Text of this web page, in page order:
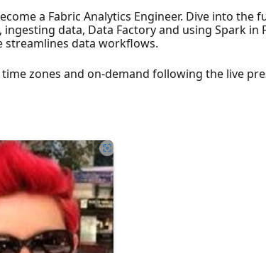
a Fabric Analytics Engineer. Dive into
data, Data Factory and using Spark in
streamlines data workflows.
zones and on-demand following the live